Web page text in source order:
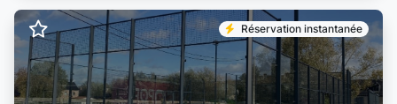
Réservation instantanée